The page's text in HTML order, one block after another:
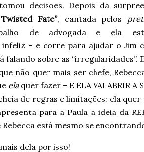
decisões. Depois da
Fate”, cantada pelos
de advogada e ela
– e corre para ajudar o Jim
falando sobre as “irregularidades”.
não quer mais ser chefe,
elaquer fazer – E ELA VAI ABRIR A
de regras e limitações: ela
para a Paula a ideia da
Rebecca está mesmo se
dela por isso!